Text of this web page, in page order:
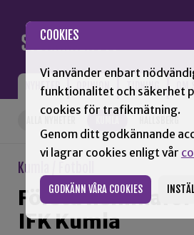
COOKIES
Vi använder enbart
funktionalitet och säkerhet
cookies för trafikmätning.
Genom ditt godkännande
vi lagrar cookies enligt vår
GODKÄNN VÅRA COOKIES
NYHETER OPINION TIDNING OM
HALLSBERG
Kumla / Fotboll
Första
IFK Kumla